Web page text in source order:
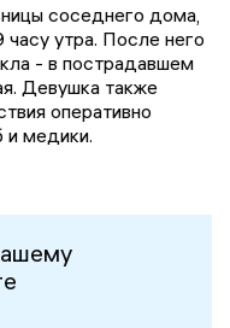
соседнего дома,
утра. После него
- в пострадавшем
Девушка также
оперативно
и медики.